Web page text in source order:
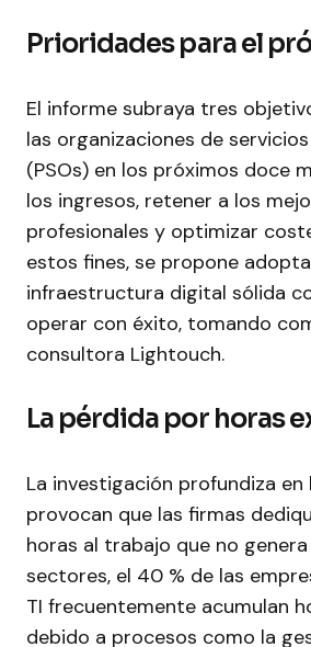
Prioridades para el
El informe subraya tres
las organizaciones de
(PSOs) en los próximos doce
los ingresos, retener a los
profesionales y optimizar
estos fines, se propone
infraestructura digital sólida
operar con éxito, tomando
consultora Lightouch.
La pérdida por horas
La investigación profundiza en
provocan que las firmas
horas al trabajo que no genera
sectores, el 40 % de las
TI frecuentemente acumulan
debido a procesos como la